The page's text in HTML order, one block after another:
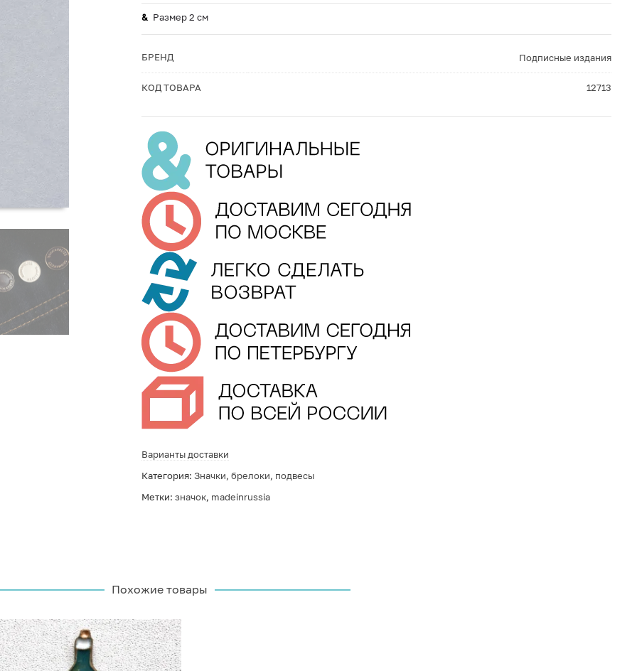
Размер 2 см
БРЕНД Подписные издания
КОД ТОВАРА 12713
Варианты доставки
Категория: Значки, брелоки, подвесы
Метки: значок, madeinrussia
Похожие товары